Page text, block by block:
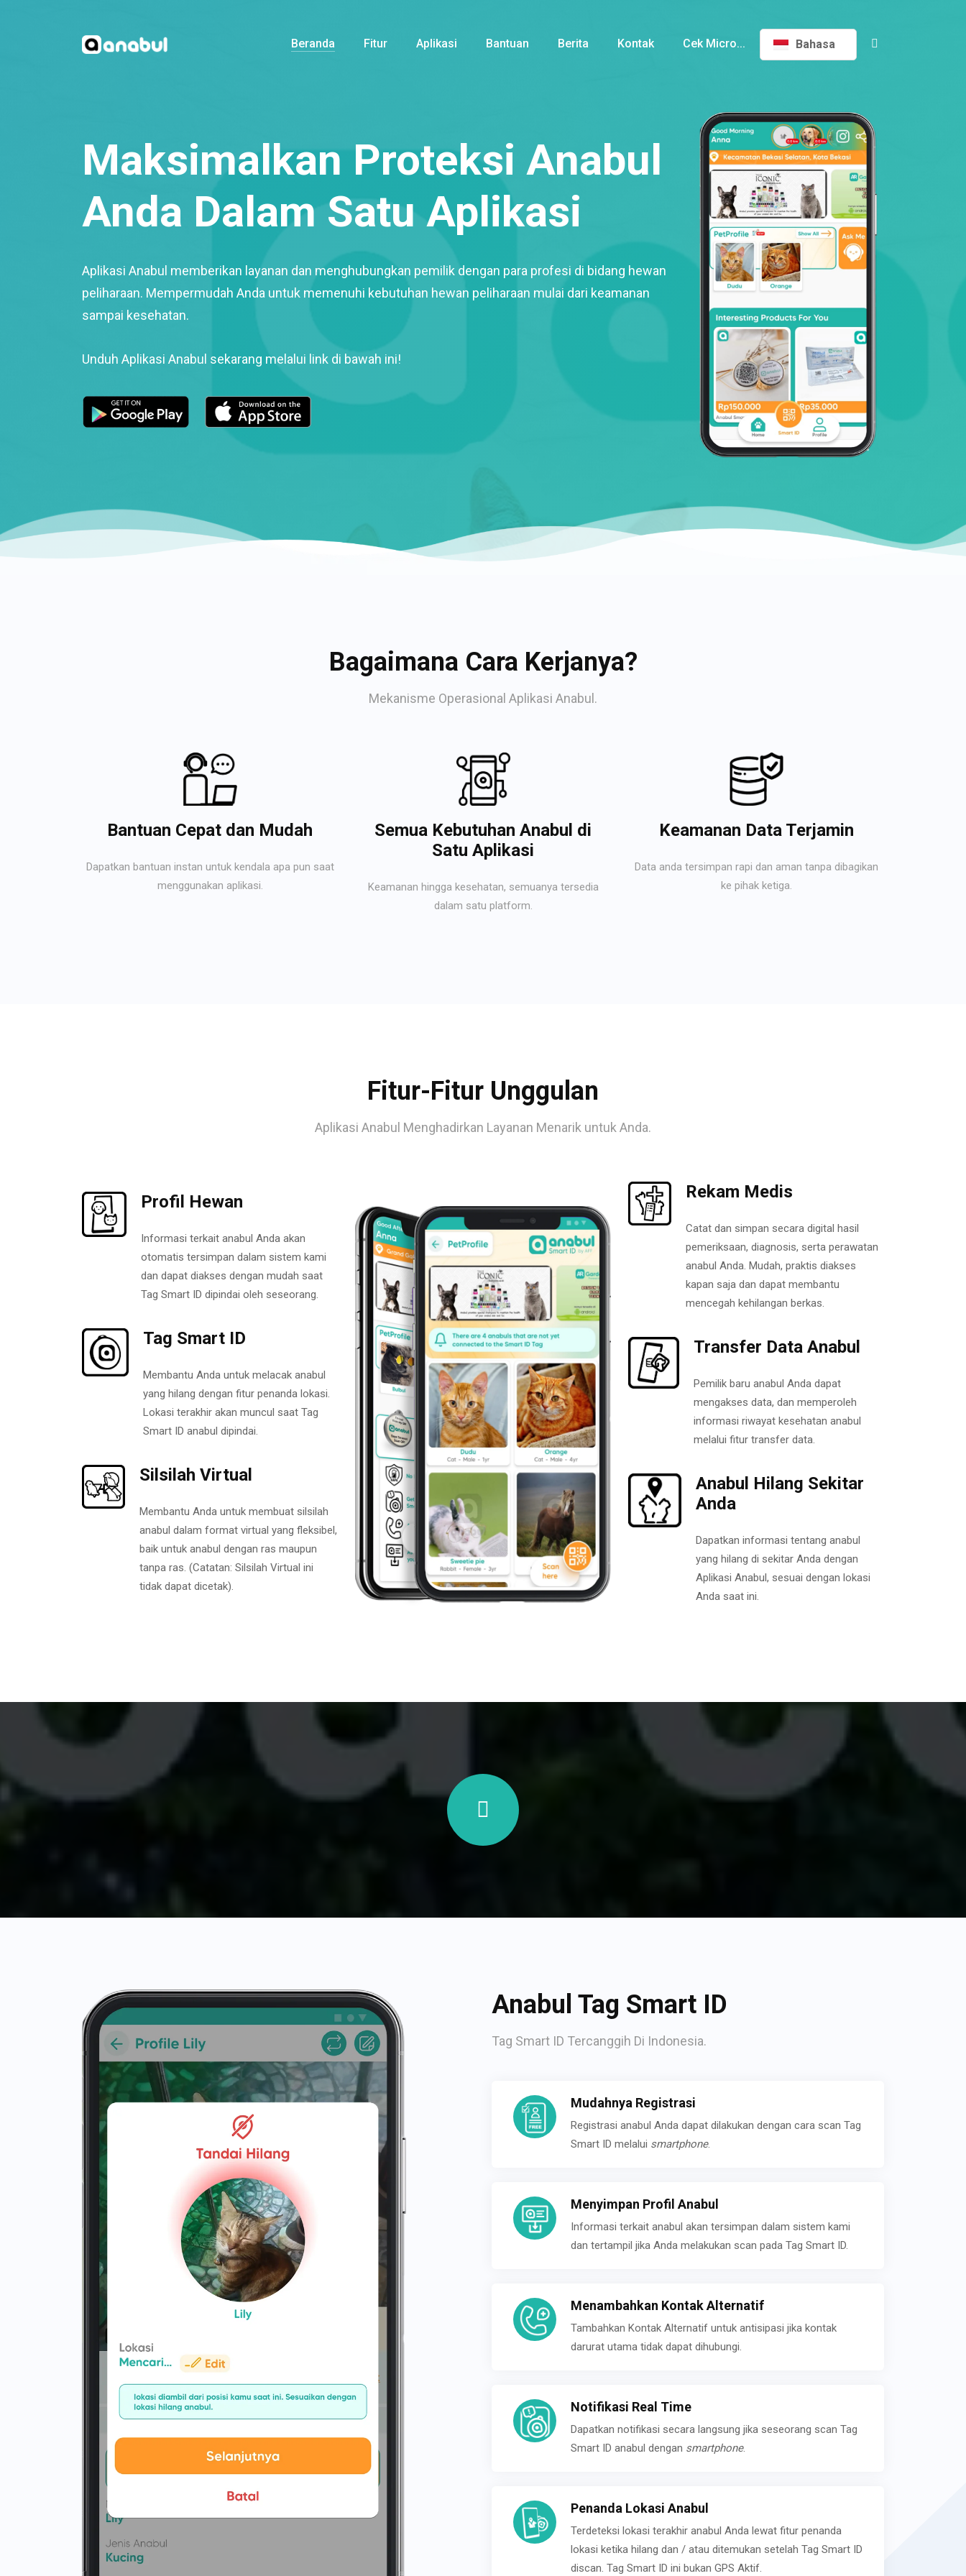
Beranda Fitur Aplikasi Bantuan Berita Kontak Cek Micro... Bahasa
Maksimalkan Proteksi Anabul
Anda Dalam Satu Aplikasi
Aplikasi Anabul memberikan layanan dan menghubungkan pemilik dengan para profesi di bidang hewan
peliharaan. Mempermudah Anda untuk memenuhi kebutuhan hewan peliharaan mulai dari keamanan
sampai kesehatan.
Unduh Aplikasi Anabul sekarang melalui link di bawah ini!
Bagaimana Cara Kerjanya?
Mekanisme Operasional Aplikasi Anabul.
Bantuan Cepat dan Mudah
Dapatkan bantuan instan untuk kendala apa pun saat
menggunakan aplikasi.
Semua Kebutuhan Anabul di
Satu Aplikasi
Keamanan hingga kesehatan, semuanya tersedia
dalam satu platform.
Keamanan Data Terjamin
Data anda tersimpan rapi dan aman tanpa dibagikan
ke pihak ketiga.
Fitur-Fitur Unggulan
Aplikasi Anabul Menghadirkan Layanan Menarik untuk Anda.
Profil Hewan
Informasi terkait anabul Anda akan
otomatis tersimpan dalam sistem kami
dan dapat diakses dengan mudah saat
Tag Smart ID dipindai oleh seseorang.
Tag Smart ID
Membantu Anda untuk melacak anabul
yang hilang dengan fitur penanda lokasi.
Lokasi terakhir akan muncul saat Tag
Smart ID anabul dipindai.
Silsilah Virtual
Membantu Anda untuk membuat silsilah
anabul dalam format virtual yang fleksibel,
baik untuk anabul dengan ras maupun
tanpa ras. (Catatan: Silsilah Virtual ini
tidak dapat dicetak).
Rekam Medis
Catat dan simpan secara digital hasil
pemeriksaan, diagnosis, serta perawatan
anabul Anda. Mudah, praktis diakses
kapan saja dan dapat membantu
mencegah kehilangan berkas.
Transfer Data Anabul
Pemilik baru anabul Anda dapat
mengakses data, dan memperoleh
informasi riwayat kesehatan anabul
melalui fitur transfer data.
Anabul Hilang Sekitar
Anda
Dapatkan informasi tentang anabul
yang hilang di sekitar Anda dengan
Aplikasi Anabul, sesuai dengan lokasi
Anda saat ini.
Anabul Tag Smart ID
Tag Smart ID Tercanggih Di Indonesia.
Mudahnya Registrasi
Registrasi anabul Anda dapat dilakukan dengan cara scan Tag
Smart ID melalui smartphone.
Menyimpan Profil Anabul
Informasi terkait anabul akan tersimpan dalam sistem kami
dan tertampil jika Anda melakukan scan pada Tag Smart ID.
Menambahkan Kontak Alternatif
Tambahkan Kontak Alternatif untuk antisipasi jika kontak
darurat utama tidak dapat dihubungi.
Notifikasi Real Time
Dapatkan notifikasi secara langsung jika seseorang scan Tag
Smart ID anabul dengan smartphone.
Penanda Lokasi Anabul
Terdeteksi lokasi terakhir anabul Anda lewat fitur penanda
lokasi ketika hilang dan / atau ditemukan setelah Tag Smart ID
discan. Tag Smart ID ini bukan GPS Aktif.